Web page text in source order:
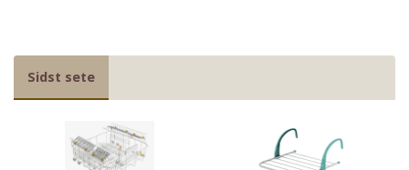
Sidst sete